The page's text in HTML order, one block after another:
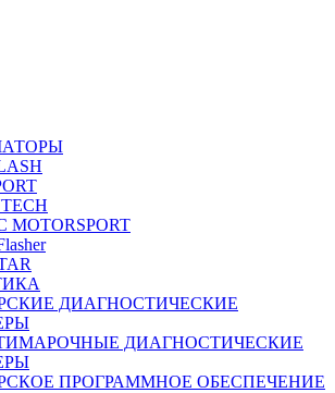
MOTORSPORT
ДИАГНОСТИЧЕСКИЕ
ДИАГНОСТИЧЕСКИЕ
ПРОГРАММНОЕ ОБЕСПЕЧЕНИЕ